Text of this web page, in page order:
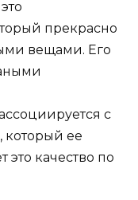
прекрасно
вещами. Его
с
который ее
это качество по